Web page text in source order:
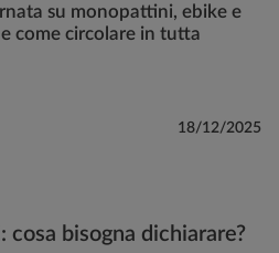
su monopattini, ebike e
come circolare in tutta
18/12/2025
cosa bisogna dichiarare?